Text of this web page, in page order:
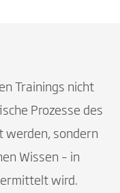
Trainings nicht
Prozesse des
werden, sondern
Wissen – in
wird.